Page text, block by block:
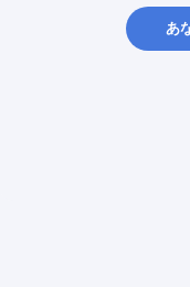
あ